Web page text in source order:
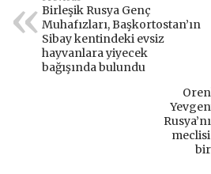
Birleşik Rusya Genç
Muhafızları, Başkortostan’ın
Sibay kentindeki evsiz
hayvanlara yiyecek
bağışında bulundu